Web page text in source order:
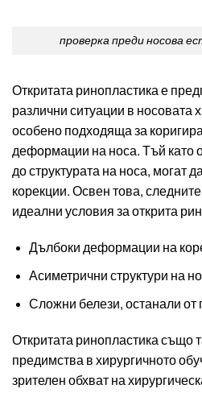
проверка преди носова
Откритата ринопластика е
различни ситуации в носовата
особено подходяща за
деформации на носа. Тъй като
до структурата на носа, могат
корекции. Освен това,
идеални условия за открита
Дълбоки деформации на
Асиметрични структури на
Сложни белези, останали
Откритата ринопластика също
предимства в хирургичното
зрителен обхват на